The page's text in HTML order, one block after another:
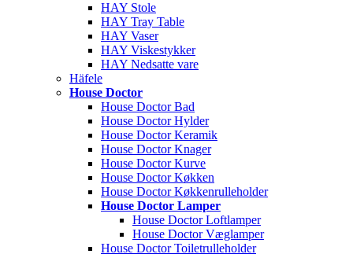
HAY Stole
HAY Tray Table
HAY Vaser
HAY Viskestykker
HAY Nedsatte vare
Häfele
House Doctor
House Doctor Bad
House Doctor Hylder
House Doctor Keramik
House Doctor Knager
House Doctor Kurve
House Doctor Køkken
House Doctor Køkkenrulleholder
House Doctor Lamper
House Doctor Loftlamper
House Doctor Væglamper
House Doctor Toiletrulleholder